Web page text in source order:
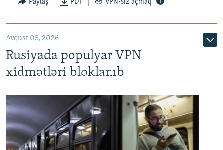
Paylaş PDF VPN-siz açmaq
Avqust 05, 2026
Rusiyada populyar VPN
xidmətləri bloklanıb